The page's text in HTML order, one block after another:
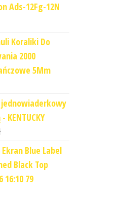
Ads-12Fg-12N
Koraliki Do
2000
5Mm
KENTUCKY
Blue Label
Black Top
16:10 79